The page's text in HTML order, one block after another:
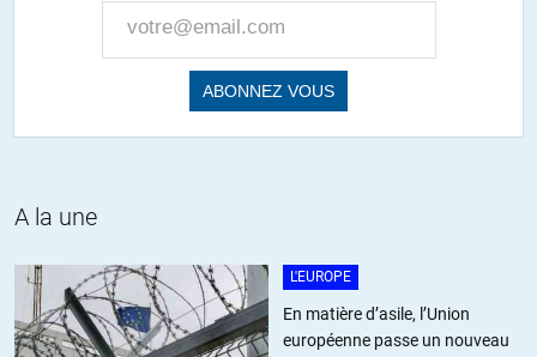
11.01.2019 à 09h13
Arnaca//11.01.2019 à 09h15
Ma question renvoie aux possibilités qu’offre le débat national
français de nous questionner quant à notre droit constitutionnel
A la une
L'EUROPE
En matière d’asile, l’Union
européenne passe un nouveau